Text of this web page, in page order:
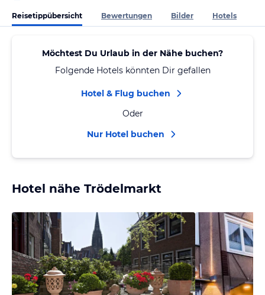
Reisetippübersicht Bewertungen Bilder Hotels
Möchtest Du Urlaub in der Nähe buchen?
Folgende Hotels könnten Dir gefallen
Hotel & Flug buchen
Oder
Nur Hotel buchen
Hotel nähe Trödelmarkt